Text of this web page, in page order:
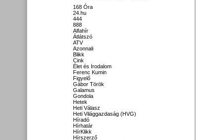
168 Óra
24.hu
444
888
Alfahír
Átlátszó
ATV
Azonnali
Blikk
Cink
Élet és Irodalom
Ferenc Kumin
Figyelő
Gábor Török
Galamus
Gondola
Hetek
Heti Válasz
Heti Világgazdaság (HVG)
Híradó
Hírhatár
HírKlikk
Hírszerző